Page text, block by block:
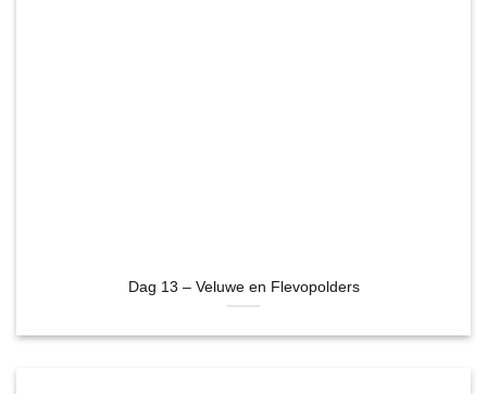
Dag 13 – Veluwe en Flevopolders